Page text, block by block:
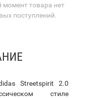
товара нет
поступлений.
Streetspirit 2.0
стиле